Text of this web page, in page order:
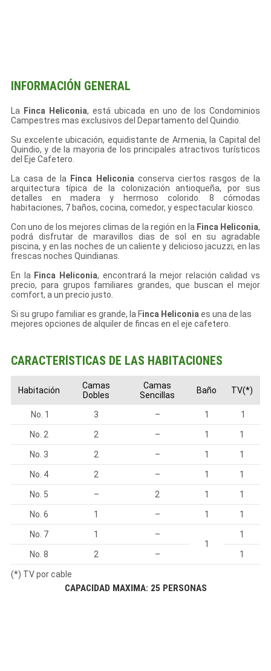
INFORMACIÓN GENERAL
La Finca Heliconia, está ubicada en uno de los Condominios
Campestres mas exclusivos del Departamento del Quindio.
Su excelente ubicación, equidistante de Armenia, la Capital del
Quindio, y de la mayoria de los principales atractivos turísticos
del Eje Cafetero.
La casa de la
Finca Heliconia conserva ciertos rasgos de la
arquitectura típica de la colonización antioqueña, por sus
detalles en madera y hermoso colorido. 8 cómodas
habitaciones, 7 baños, cocina, comedor, y espectacular kiosco.
Con uno de los mejores climas de la región en la Finca Heliconia,
podrá disfrutar de maravillos dias de sol en su agradable
piscina, y en las noches de un caliente y delicioso jacuzzi, en las
frescas noches Quindianas.
En la Finca Heliconia, encontrará la mejor relación calidad vs
precio, para grupos familiares grandes, que buscan el mejor
comfort, a un precio justo.
Si su grupo familiar es grande, la Finca Heliconia es una de las
mejores opciones de alquiler de fincas en el eje cafetero.
CARACTERÍSTICAS DE LAS HABITACIONES
Habitación
Camas
Dobles
Camas
Sencillas
Baño TV(*)
No. 1 3 – 1 1
No. 2 2 – 1 1
No. 3 2 – 1 1
No. 4 2 – 1 1
No. 5 – 2 1 1
No. 6 1 – 1 1
No. 7 1
–
1
1
No. 8 2 – 1
(*) TV por cable
CAPACIDAD MAXIMA: 25 PERSONAS